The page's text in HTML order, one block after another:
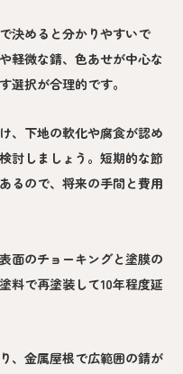
決めると分かりやすいで
軽微な錆、色あせが中心な
選択が合理的です。
、下地の軟化や腐食が認め
討しましょう。短期的な節
るので、将来の手間と費用
面のチョーキングと塗膜の
料で再塗装して10年程度延
、金属屋根で広範囲の錆が